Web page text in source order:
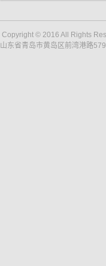
Copyright © 2016 All Rights
山东省青岛市黄岛区前湾港路